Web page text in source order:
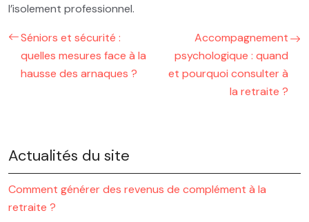
l’isolement professionnel.
Séniors et sécurité :
quelles mesures face à la
hausse des arnaques ?
Accompagnement
psychologique : quand
et pourquoi consulter à
la retraite ?
Actualités du site
Comment générer des revenus de complément à la
retraite ?